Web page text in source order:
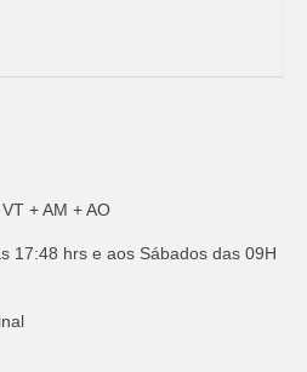
+ AM + AO
17:48 hrs e aos Sábados das 09H